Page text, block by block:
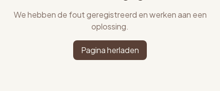
We hebben de fout geregistreerd en werken aan een
oplossing.
Pagina herladen